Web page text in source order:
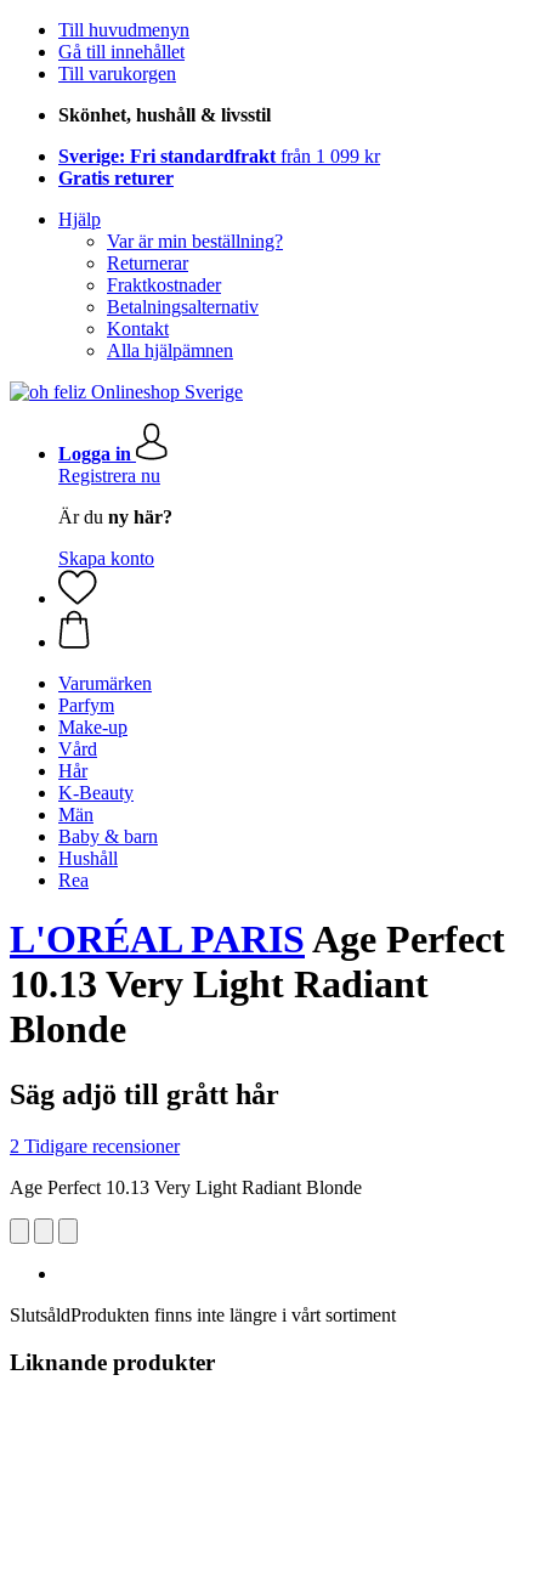
Till huvudmenyn
Gå till innehållet
Till varukorgen
Skönhet, hushåll & livsstil
Sverige: Fri standardfrakt från 1 099 kr
Gratis returer
Hjälp
Var är min beställning?
Returnerar
Fraktkostnader
Betalningsalternativ
Kontakt
Alla hjälpämnen
Logga in
Registrera nu
Är du ny här?
Skapa konto
Varumärken
Parfym
Make-up
Vård
Hår
K-Beauty
Män
Baby & barn
Hushåll
Rea
L'ORÉAL PARISAge Perfect
10.13 Very Light Radiant
Blonde
Säg adjö till grått hår
2 Tidigare recensioner
Age Perfect 10.13 Very Light Radiant Blonde
SlutsåldProdukten finns inte längre i vårt sortiment
Liknande produkter